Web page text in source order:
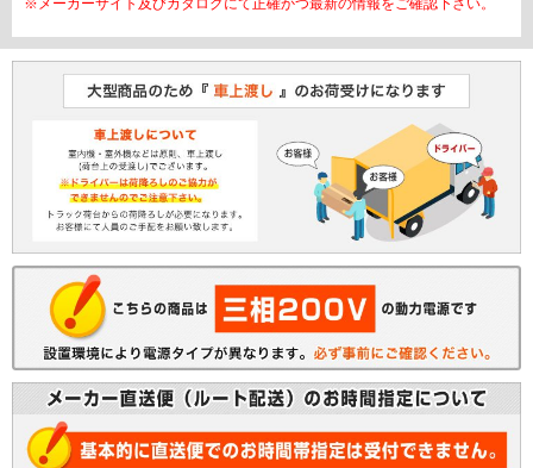
※メーカーサイト及びカタログにて正確かつ最新の情報をご確認下さい。